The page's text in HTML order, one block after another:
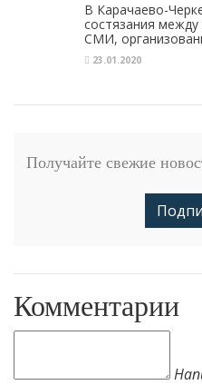
В Карачаево-
состязания
СМИ,
23.01.2020
Получайте свежие
Комментарии